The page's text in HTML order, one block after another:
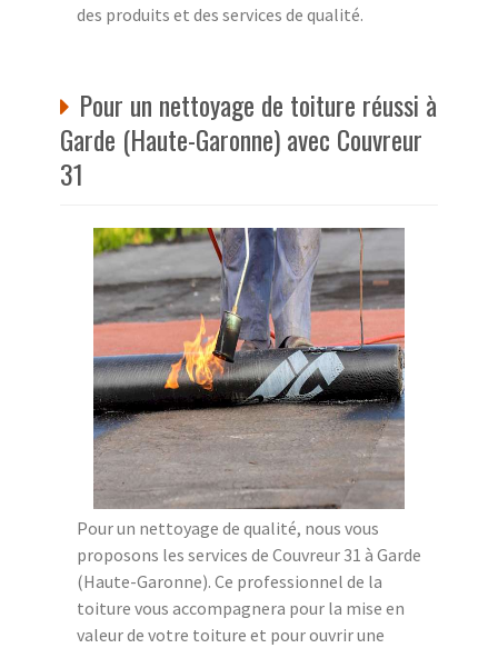
des produits et des services de qualité.
Pour un nettoyage de toiture réussi à
Garde (Haute-Garonne) avec Couvreur
31
Pour un nettoyage de qualité, nous vous
proposons les services de Couvreur 31 à Garde
(Haute-Garonne). Ce professionnel de la
toiture vous accompagnera pour la mise en
valeur de votre toiture et pour ouvrir une